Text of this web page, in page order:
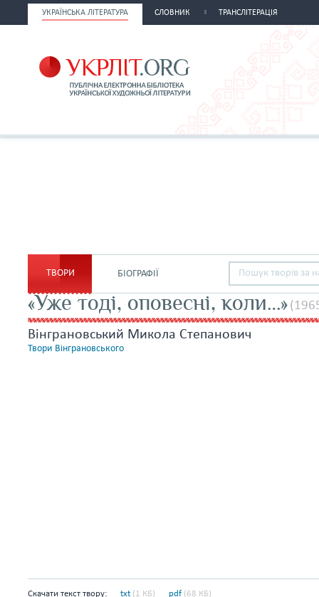
УКРАЇНСЬКА ЛІТЕРАТУРА СЛОВНИК ТРАНСЛІТЕРАЦІЯ
ТВОРИ БІОГРАФІЇ
«Уже тоді, оповесні, коли…»
Вінграновський Микола Степанович
Твори Вінграновського
Скачати текст твору: txt (1 КБ) pdf (68 КБ)